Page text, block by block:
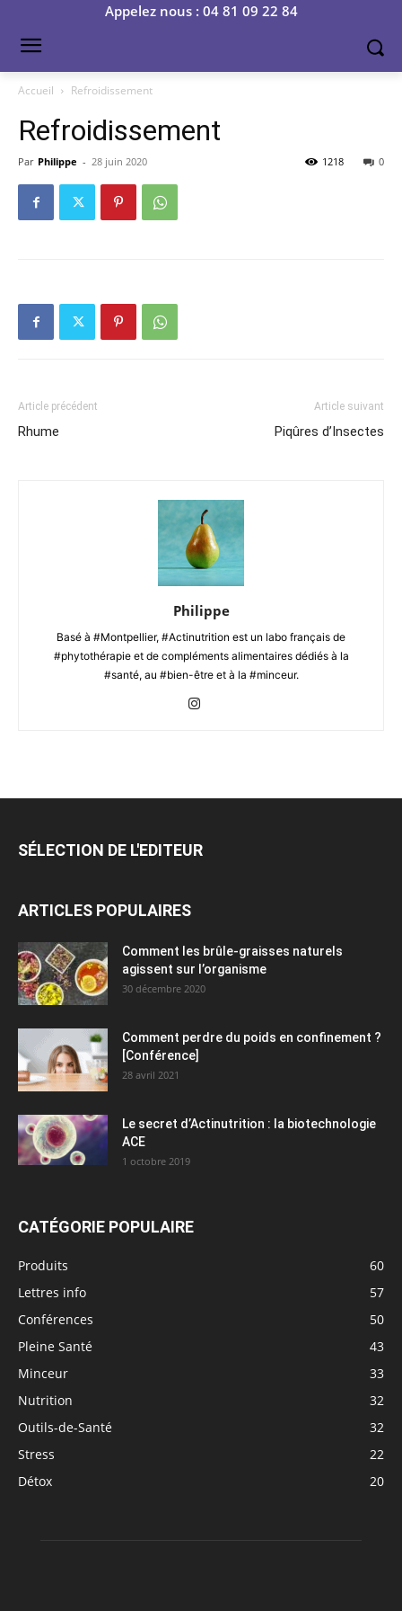
Appelez nous : 04 81 09 22 84
Accueil Refroidissement
Refroidissement
Par Philippe - 28 juin 2020 0
1218
Article précédent
Rhume
Article suivant
Piqûres d’Insectes
Philippe
Basé à #Montpellier, #Actinutrition est un labo français de
#phytothérapie et de compléments alimentaires dédiés à la
#santé, au #bien-être et à la #minceur.
SÉLECTION DE L'EDITEUR
ARTICLES POPULAIRES
Comment les brûle-graisses naturels
agissent sur l’organisme
30 décembre 2020
Comment perdre du poids en confinement ?
[Conférence]
28 avril 2021
Le secret d’Actinutrition : la biotechnologie
ACE
1 octobre 2019
CATÉGORIE POPULAIRE
Produits
60
Lettres info
57
Conférences
50
Pleine Santé
43
Minceur
33
Nutrition
32
Outils-de-Santé
32
Stress
22
Détox
20